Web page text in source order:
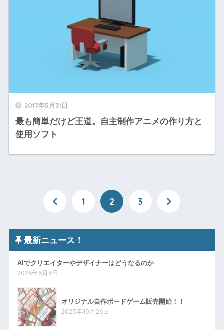
2017年5月31日
最も簡単だけど王道。自主制作アニメの作り方と
使用ソフト
1 2 3
最新ニュース！
AIでクリエイターやデザイナーはどうなるのか
2026年6月6日
オリジナル自作ボードゲーム販売開始！！
2025年10月26日